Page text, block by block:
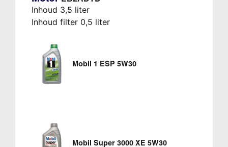
Inhoud 3,5 liter
Inhoud filter 0,5 liter
Mobil 1 ESP 5W30
Mobil Super 3000 XE 5W30